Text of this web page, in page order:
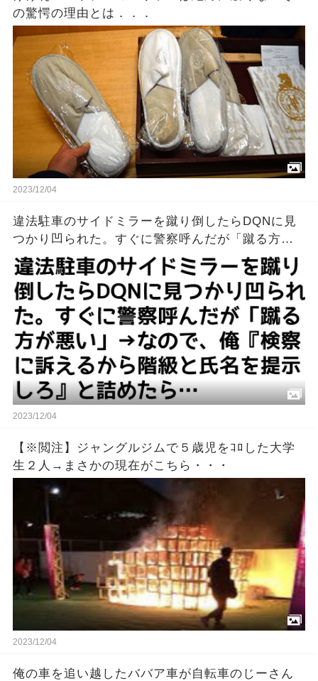
の驚愕の理由とは．．．
2023/12/04
違法駐車のサイドミラーを蹴り倒したらDQNに見
つかり凹られた。すぐに警察呼んだが「蹴る方が
悪い」→なので、俺『検察に訴えるから階級と氏
名を提示しろ』と詰めたら…
2023/12/04
【※閲注】ジャングルジムで５歳児をｺﾛした大学
生２人→まさかの現在がこちら・・・
2023/12/04
俺の車を追い越したババア車が自転車のじーさん